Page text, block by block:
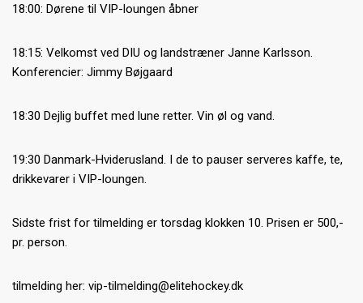
18:00: Dørene til VIP-loungen åbner
18:15: Velkomst ved DIU og landstræner Janne Karlsson.
Konferencier: Jimmy Bøjgaard
18:30 Dejlig buffet med lune retter. Vin øl og vand.
19:30 Danmark-Hviderusland. I de to pauser serveres kaffe, te,
drikkevarer i VIP-loungen.
Sidste frist for tilmelding er torsdag klokken 10. Prisen er 500,-
pr. person.
tilmelding her: vip-tilmelding@elitehockey.dk